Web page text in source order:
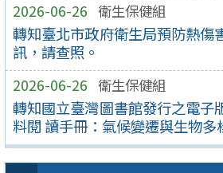
2026-06-26 衛生保健組
轉知臺北市政府衛生局預防熱傷
訊，請查照。
2026-06-26 衛生保健組
轉知國立臺灣圖書館發行之電子
料閱 讀手冊：氣候變遷與生物多